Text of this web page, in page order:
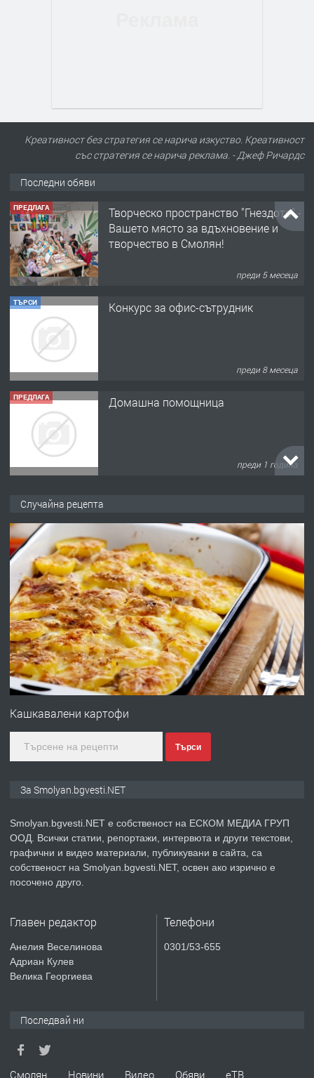
Креативност без стратегия се нарича изкуство. Креативност
със стратегия се нарича реклама. - Джеф Ричардс
Последни обяви
ПРЕДЛАГА
Творческо пространство "Гнездото" -
Вашето място за вдъхновение и
творчество в Смолян!
преди 5 месеца
ТЪРСИ Конкурс за офис-сътрудник
преди 8 месеца
ПРЕДЛАГА Домашна помощница
преди 1 година
преди 2 години
ПРЕДЛАГА
УДЪЛЖАВАНЕ НА ЧОВЕШКИЯТ
ЖИВОТ И ПОДОБРЯВАНЕ НА
НЕГОВОТО КАЧЕСТВО
преди 2 години
ПРЕДЛАГА Имот в Северна Гърция, до Кавала
преди 2 години
ПРЕДЛАГА КЪЩА В МАРОНЯ
ТЪРСИ
Случайна рецепта
Кашкавалени картофи
Търси
За Smolyan.bgvesti.NET
Smolyan.bgvesti.NET е собственост на ЕСКОМ МЕДИА ГРУП
ООД. Всички статии, репортажи, интервюта и други текстови,
графични и видео материали, публикувани в сайта, са
собственост на Smolyan.bgvesti.NET, освен ако изрично е
посочено друго.
Главен редактор
Анелия Веселинова
Адриан Кулев
Велика Георгиева
Телефони
0301/53-655
Последвай ни
Смолян Новини Видео Обяви еТВ